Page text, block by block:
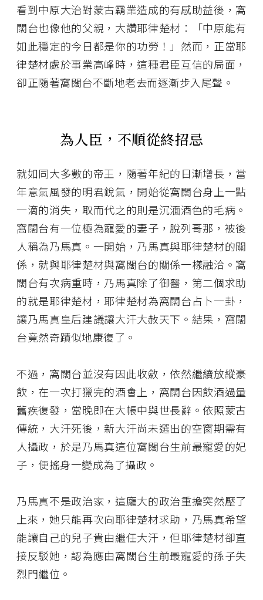
看到中原大治對蒙古霸業造成的有感助益後，窩
闊台也像他的父親，大讚耶律楚材：「中原能有
如此穩定的今日都是你的功勞！」然而，正當耶
律楚材處於事業高峰時，這種君臣互信的局面，
卻正隨著窩闊台不斷地老去而逐漸步入尾聲。
為人臣，不順從終招忌
就如同大多數的帝王，隨著年紀的日漸增長，當
年意氣風發的明君銳氣，開始從窩闊台身上一點
一滴的消失，取而代之的則是沉湎酒色的毛病。
窩闊台有一位極為寵愛的妻子，脫列哥那，被後
人稱為乃馬真。一開始，乃馬真與耶律楚材的關
係，就與耶律楚材與窩闊台的關係一樣融洽。窩
闊台有次病重時，乃馬真除了御醫，第二個求助
的就是耶律楚材，耶律楚材為窩闊台占卜一卦，
讓乃馬真皇后建議讓大汗大赦天下。結果，窩闊
台竟然奇蹟似地康復了。
不過，窩闊台並沒有因此收斂，依然繼續放縱豪
飲，在一次打獵完的酒會上，窩闊台因飲酒過量
舊疾復發，當晚即在大帳中與世長辭。依照蒙古
傳統，大汗死後，新大汗尚未選出的空窗期需有
人攝政，於是乃馬真這位窩闊台生前最寵愛的妃
子，便搖身一變成為了攝政。
乃馬真不是政治家，這龐大的政治重擔突然壓了
上來，她只能再次向耶律楚材求助，乃馬真希望
能讓自己的兒子貴由繼任大汗，但耶律楚材卻直
接反駁她，認為應由窩闊台生前最寵愛的孫子失
烈門繼位。